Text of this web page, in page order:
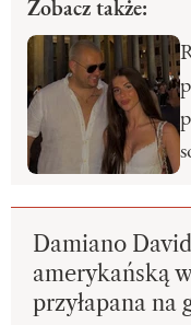
Zobacz także:
Damiano
amerykańską
przyłapana na